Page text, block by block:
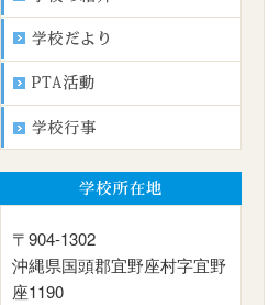
〒904-1302
沖縄県国頭郡宜野座村字宜野
座1190